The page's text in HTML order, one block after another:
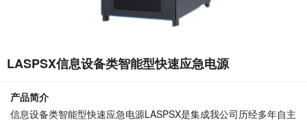
LASPSX信息设备类智能型快速应急电源
产品简介
信息设备类智能型快速应急电源LASPSX是集成我公司历经多年自主